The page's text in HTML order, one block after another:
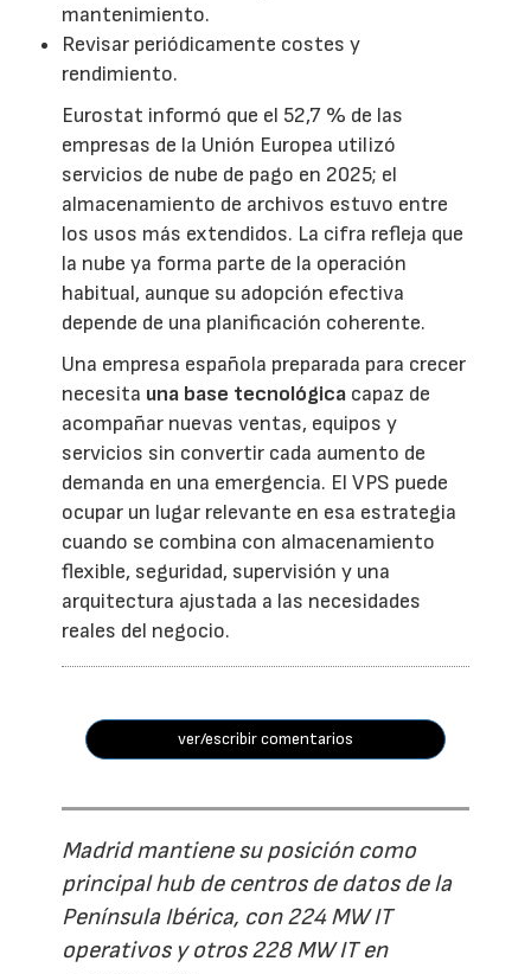
mantenimiento.
Revisar periódicamente costes y
rendimiento.
Eurostat informó que el 52,7 % de las
empresas de la Unión Europea utilizó
servicios de nube de pago en 2025; el
almacenamiento de archivos estuvo entre
los usos más extendidos. La cifra refleja que
la nube ya forma parte de la operación
habitual, aunque su adopción efectiva
depende de una planificación coherente.
Una empresa española preparada para crecer
necesita una base tecnológica capaz de
acompañar nuevas ventas, equipos y
servicios sin convertir cada aumento de
demanda en una emergencia. El VPS puede
ocupar un lugar relevante en esa estrategia
cuando se combina con almacenamiento
flexible, seguridad, supervisión y una
arquitectura ajustada a las necesidades
reales del negocio.
ver/escribir comentarios
Madrid mantiene su posición como
principal hub de centros de datos de la
Península Ibérica, con 224 MW IT
operativos y otros 228 MW IT en